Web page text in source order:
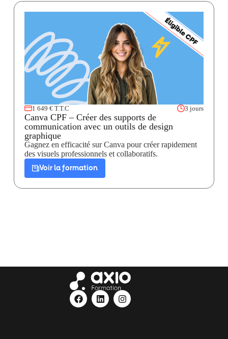
1 649 € T.T.C 3 jours
Canva CPF – Créer des supports de
communication avec un outils de design
graphique
Gagnez en efficacité sur Canva pour créer rapidement
des visuels professionnels et collaboratifs.
Voir la formation